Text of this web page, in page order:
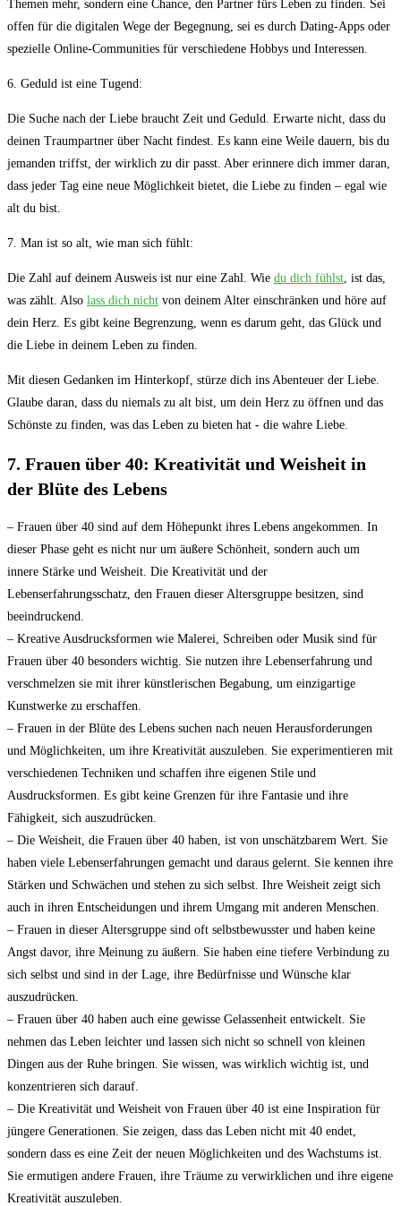
Themen mehr,​ sondern​ eine Chance, den⁤ Partner ⁣fürs Leben⁤ zu finden. Sei
offen für die digitalen ​Wege der Begegnung, sei es durch Dating-Apps oder
⁢spezielle Online-Communities für verschiedene⁤ Hobbys⁣ und Interessen.
6. Geduld ist ‍eine Tugend:
Die ⁤Suche ⁤nach der Liebe⁣ braucht Zeit und Geduld. Erwarte⁢ nicht, ⁣dass du
deinen ‍Traumpartner ⁢über Nacht ‍findest. Es​ kann eine Weile dauern, bis du
jemanden⁢ triffst,⁤ der wirklich ‍zu dir passt. Aber erinnere​ dich immer daran,
dass jeder Tag eine‍ neue Möglichkeit‌ bietet, die Liebe zu finden – egal wie
alt du⁤ bist.
7. ‍Man ⁢ist so alt,⁣ wie ⁣man sich fühlt:
Die Zahl auf ‍deinem Ausweis ist nur eine Zahl. Wie du dich fühlst, ist⁤ das,
⁢was zählt. Also lass dich nicht von deinem Alter einschränken und‌ höre ​auf
dein Herz. Es gibt keine Begrenzung, wenn es darum ‍geht,‌ das Glück ‌und⁢
die ‍Liebe⁤ in ‌deinem Leben zu finden.
Mit⁤ diesen Gedanken ​im Hinterkopf,⁢ stürze dich⁢ ins Abenteuer der Liebe.
Glaube ⁢daran, dass ⁣du ‍niemals zu alt bist,​ um dein Herz zu⁤ öffnen ‌und das
Schönste‍ zu‌ finden, was das Leben zu bieten hat ⁤- ​die ​wahre‍ Liebe.
7. Frauen über 40: Kreativität und⁣ Weisheit in
der ⁣Blüte des Lebens
– Frauen über 40 sind auf dem Höhepunkt ihres Lebens angekommen. ‍In
dieser Phase geht es​ nicht nur um äußere Schönheit, sondern ⁣auch um
innere Stärke und Weisheit. Die Kreativität und der‍
Lebenserfahrungsschatz, den⁢ Frauen dieser ⁤Altersgruppe besitzen, sind​
beeindruckend.
– ⁤Kreative Ausdrucksformen wie Malerei, Schreiben oder Musik ⁣sind für ​
Frauen über 40 ‍besonders wichtig. ‍Sie‍ nutzen ihre Lebenserfahrung und
verschmelzen⁤ sie ​mit ihrer künstlerischen ⁤Begabung, um einzigartige
Kunstwerke zu erschaffen.
– Frauen in der ⁤Blüte des Lebens‌ suchen ​nach ⁣neuen Herausforderungen
und ⁢Möglichkeiten, um ihre Kreativität‌ auszuleben. Sie⁤ experimentieren mit
verschiedenen Techniken und schaffen ihre eigenen Stile und⁣
Ausdrucksformen.​ Es gibt keine Grenzen für⁤ ihre Fantasie und ihre
Fähigkeit, sich auszudrücken.
– Die Weisheit, die Frauen​ über ⁢40 haben, ist ⁢von unschätzbarem​ Wert. Sie‍
haben viele Lebenserfahrungen gemacht und daraus gelernt. Sie kennen ihre
Stärken und Schwächen und stehen zu sich selbst. ‌Ihre Weisheit zeigt sich
auch in ihren ⁣Entscheidungen und ihrem Umgang mit anderen Menschen.
– Frauen ⁤in dieser Altersgruppe sind oft selbstbewusster und ⁤haben keine⁤
Angst davor, ihre Meinung zu äußern. ‍Sie ​haben eine tiefere‌ Verbindung zu
sich selbst und sind in der Lage, ihre Bedürfnisse und Wünsche klar
auszudrücken.
– ‍Frauen⁣ über 40 haben auch eine gewisse Gelassenheit entwickelt.‌ Sie
nehmen das Leben leichter und lassen sich nicht⁣ so schnell von kleinen
Dingen aus ‍der Ruhe bringen. Sie⁣ wissen, ⁤was wirklich wichtig⁤ ist, und
konzentrieren sich darauf.
– Die Kreativität und Weisheit ⁤von‍ Frauen über⁤ 40 ist ⁤eine Inspiration für‌
jüngere Generationen. Sie zeigen, dass das ​Leben nicht mit⁤ 40​ endet,
sondern dass‌ es eine Zeit der neuen Möglichkeiten ⁤und des Wachstums ist.
Sie​ ermutigen andere Frauen, ihre⁣ Träume zu verwirklichen und‍ ihre eigene
Kreativität ⁤auszuleben.